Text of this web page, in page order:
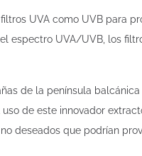
UVA como UVB para
espectro UVA/UVB, los
de la península
de este innovador
deseados que podrían